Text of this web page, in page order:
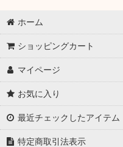
ホーム
ショッピングカート
マイページ
お気に入り
最近チェックしたアイテム
特定商取引法表示